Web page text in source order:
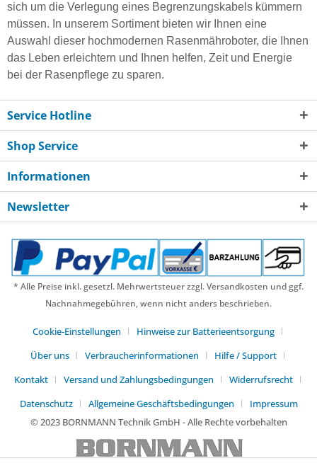
sich um die Verlegung eines Begrenzungskabels kümmern
müssen. In unserem Sortiment bieten wir Ihnen eine
Auswahl dieser hochmodernen Rasenmähroboter, die Ihnen
das Leben erleichtern und Ihnen helfen, Zeit und Energie
bei der Rasenpflege zu sparen.
Service Hotline
Shop Service
Informationen
Newsletter
* Alle Preise inkl. gesetzl. Mehrwertsteuer zzgl. Versandkosten und ggf.
Nachnahmegebühren, wenn nicht anders beschrieben.
Cookie-Einstellungen
Hinweise zur Batterieentsorgung
Über uns
Verbraucherinformationen
Hilfe / Support
Kontakt
Versand und Zahlungsbedingungen
Widerrufsrecht
Datenschutz
Allgemeine Geschäftsbedingungen
Impressum
© 2023 BORNMANN Technik GmbH - Alle Rechte vorbehalten